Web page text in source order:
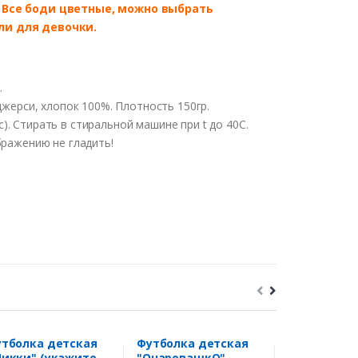
боди цветные, можно выбрать
для девочки.
хлопок 100%. Плотность 150гр.
Стирать в стиральной машине при t до 40С.
не гладить!
детская
Футболка детская